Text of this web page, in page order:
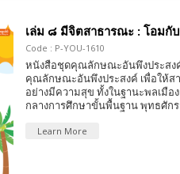
เล่ม ๘ มีจิตสาธารณะ : โอมกั
Code : P-YOU-1610
หนังสือชุดคุณลักษณะอันพึงประสง
คุณลักษณะอันพึงประสงค์ เพื่อให้ส
อย่างมีความสุข ทั้งในฐานะพลเมื
กลางการศึกษาขั้นพื้นฐาน พุทธศัก
Learn More